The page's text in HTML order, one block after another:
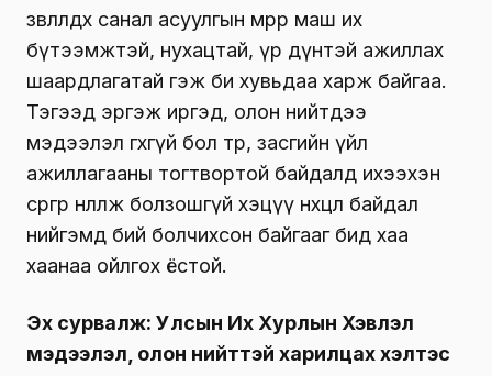
зөвлөлдөх санал асуулгын мөрөөр маш их
бүтээмжтэй, нухацтай, үр дүнтэй ажиллах
шаардлагатай гэж би хувьдаа харж байгаа.
Тэгээд эргэж иргэд, олон нийтдээ
мэдээлэл өгөхгүй бол төр, засгийн үйл
ажиллагааны тогтвортой байдалд ихээхэн
сөргөөр нөлөөлж болзошгүй хэцүү нөхцөл байдал
нийгэмд бий болчихсон байгааг бид хаа
хаанаа ойлгох ёстой.
Эх сурвалж: Улсын Их Хурлын Хэвлэл
мэдээлэл, олон нийттэй харилцах хэлтэс